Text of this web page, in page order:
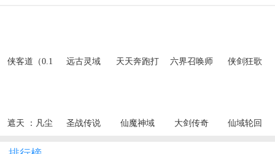
侠客道（0.1
远古灵域
天天奔跑打
六界召唤师
侠剑狂歌
遮天 ：凡尘
圣战传说
仙魔神域
大剑传奇
仙域轮回